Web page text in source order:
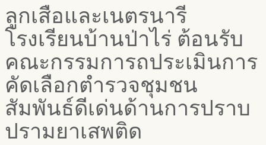
ลูกเสือและเนตรนารี
โรงเรียนบ้านป่าไร่ ต้อนรับ
คณะกรรมการถประเมินการ
คัดเลือกตำรวจชุมชน
สัมพันธ์ดีเด่นด้านการปราบ
ปรามยาเสพติด